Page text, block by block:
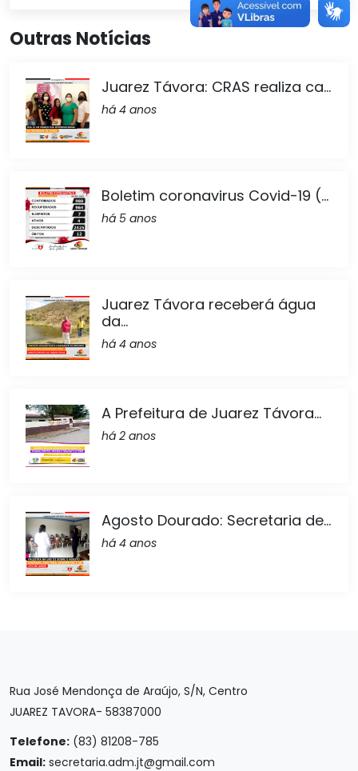
Outras Notícias
Juarez Távora: CRAS realiza ca...
há 4 anos
Boletim coronavirus Covid-19 (...
há 5 anos
Juarez Távora receberá água
da...
há 4 anos
A Prefeitura de Juarez Távora...
há 2 anos
Agosto Dourado: Secretaria de...
há 4 anos
Rua José Mendonça de Araújo, S/N, Centro
JUAREZ TAVORA- 58387000
Telefone: (83) 81208-785
Email: secretaria.adm.jt@gmail.com